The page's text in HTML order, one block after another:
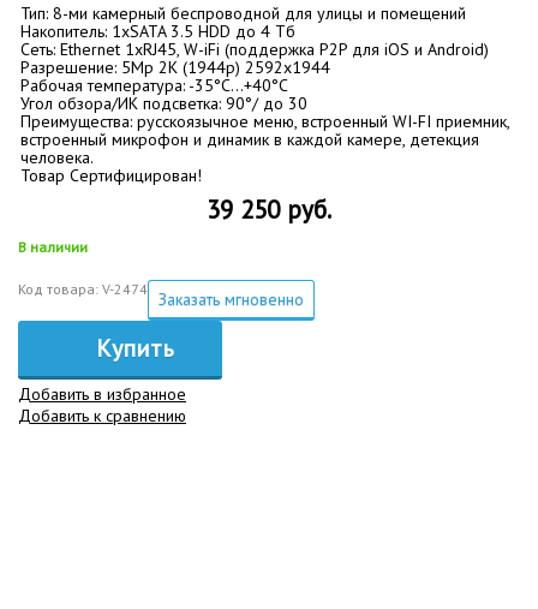
Тип: 8-ми камерный беспроводной для улицы и помещений
Накопитель: 1xSATA 3.5 HDD до 4 Tб
Сеть: Ethernet 1хRJ45, W-iFi (поддержка P2P для iOS и Android)
Разрешение: 5Mp 2K (1944p) 2592x1944
Рабочая температура: -35°C…+40°C
Угол обзора/ИК подсветка: 90°/ до 30
Преимущества: русскоязычное меню, встроенный WI-FI приемник,
встроенный микрофон и динамик в каждой камере, детекция
человека.
Товар Сертифицирован!
39 250 руб.
В наличии
Код товара: V-2474 Заказать мгновенно
Купить
Добавить в избранное
Добавить к сравнению